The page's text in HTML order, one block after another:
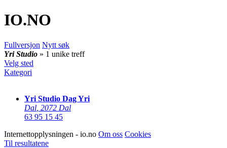
IO.NO
Fullversjon Nytt søk
Yri Studio » 1 unike treff
Velg sted
Kategori
Yri Studio Dag Yri
Dal 2072 Dal
63 95 15 45
Internettopplysningen - io.no Om oss Cookies
Til resultatene